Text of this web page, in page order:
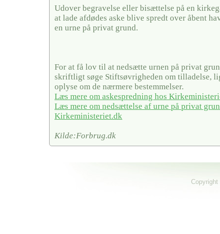
Udover begravelse eller bisættelse på en
at lade afdødes aske blive spredt over åbent
en urne på privat grund.
For at få lov til at nedsætte urnen på privat
skriftligt søge Stiftsøvrigheden om tilladelse,
oplyse om de nærmere bestemmelser.
Læs mere om askespredning hos
Læs mere om nedsættelse af urne på privat
Kirkeministeriet.dk
Kilde:Forbrug.dk